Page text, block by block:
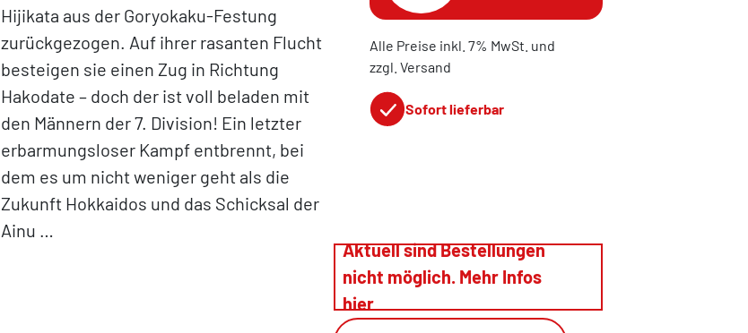
Hijikata aus der Goryokaku-Festung
zurückgezogen. Auf ihrer rasanten Flucht
besteigen sie einen Zug in Richtung
Hakodate – doch der ist voll beladen mit
den Männern der 7. Division! Ein letzter
erbarmungsloser Kampf entbrennt, bei
dem es um nicht weniger geht als die
Zukunft Hokkaidos und das Schicksal der
Ainu …
Alle Preise inkl. 7% MwSt. und
zzgl. Versand
Sofort lieferbar
Aktuell sind Bestellungen
nicht möglich. Mehr Infos
hier